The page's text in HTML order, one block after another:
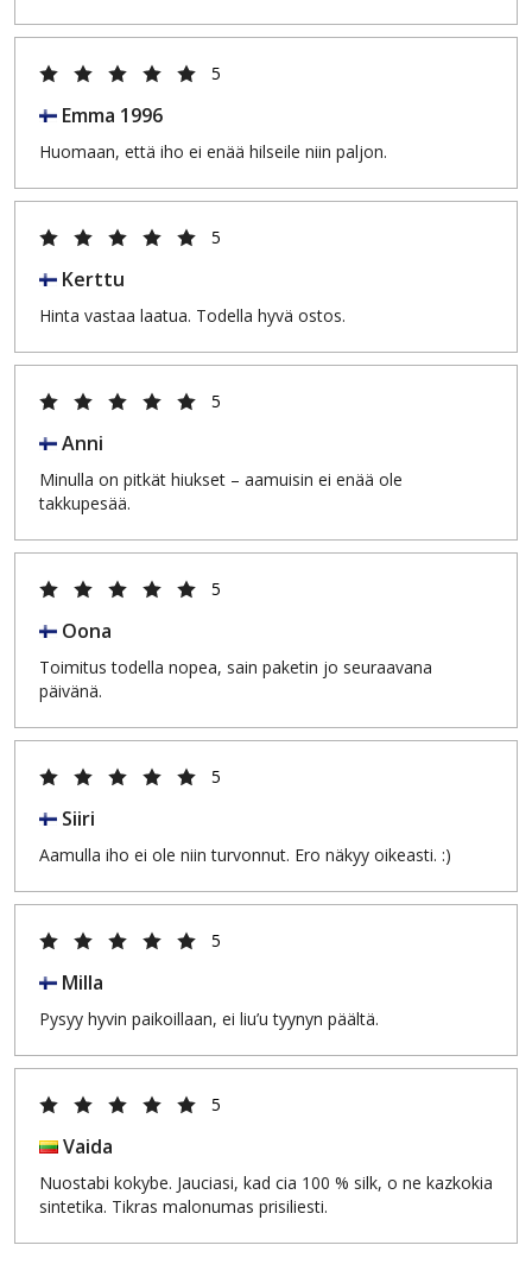
5
Emma 1996
Huomaan, että iho ei enää hilseile niin paljon.
5
Kerttu
Hinta vastaa laatua. Todella hyvä ostos.
5
Anni
Minulla on pitkät hiukset – aamuisin ei enää ole
takkupesää.
5
Oona
Toimitus todella nopea, sain paketin jo seuraavana
päivänä.
5
Siiri
Aamulla iho ei ole niin turvonnut. Ero näkyy oikeasti. :)
5
Milla
Pysyy hyvin paikoillaan, ei liu’u tyynyn päältä.
5
Vaida
Nuostabi kokybe. Jauciasi, kad cia 100 % silk, o ne kazkokia
sintetika. Tikras malonumas prisiliesti.